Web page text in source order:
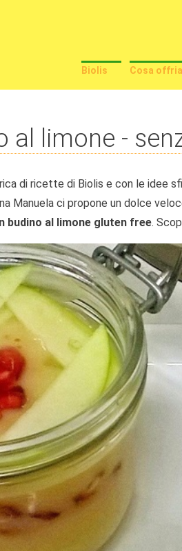
Biolis Cosa
al limone -
di ricette di Biolis e con le idee
Manuela ci propone un dolce
budino al limone gluten free.